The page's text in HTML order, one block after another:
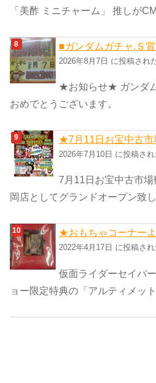
「美酢 ミニチャーム」 推しが
■ガンダムガチャ,Ｓ
2026年8月7日 に投稿され
★お知らせ★ ガンダ
おめでとうございます。
★7月11日お宝中古市
2026年7月10日 に投稿され
7月11日お宝中古市
岡店としてグランドオープン致
★おもちゃコーナー
2022年4月17日 に投稿され
仮面ライダーセイバ
ョー限定特典の「アルティメッ